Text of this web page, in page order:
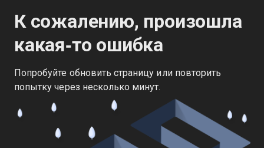
К сожалению, произошла
какая‑то ошибка
Попробуйте обновить страницу или повторить
попытку через несколько минут.